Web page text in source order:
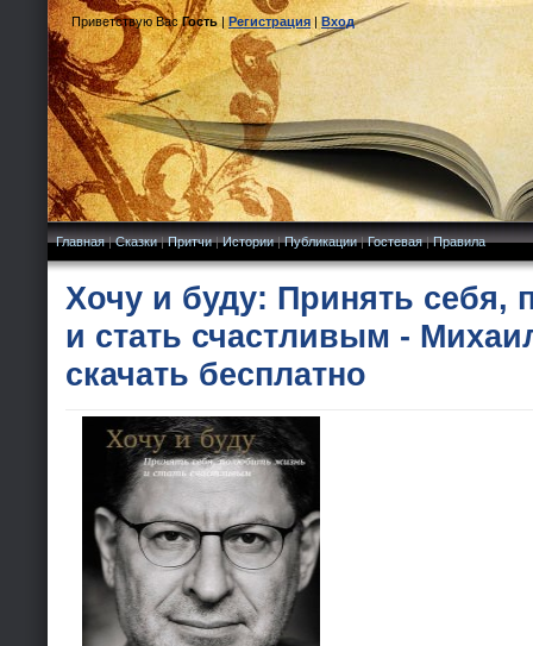
Приветствую Вас Гость|Регистрация|Вход
Главная|Сказки|Притчи|Истории|Публикации|Гостевая|Правила
Хочу и буду: Принять себя,
и стать счастливым -
скачать бесплатно